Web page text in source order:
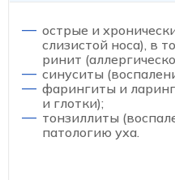
острые и
слизистой носа), в
ринит
синуситы
фарингиты и
и глотки);
тонзиллиты
патологию уха.